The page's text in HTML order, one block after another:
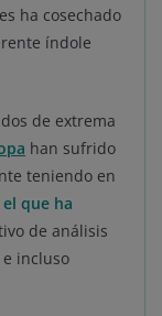
ha cosechado
índole
de extrema
han sufrido
teniendo en
que ha
de análisis
incluso